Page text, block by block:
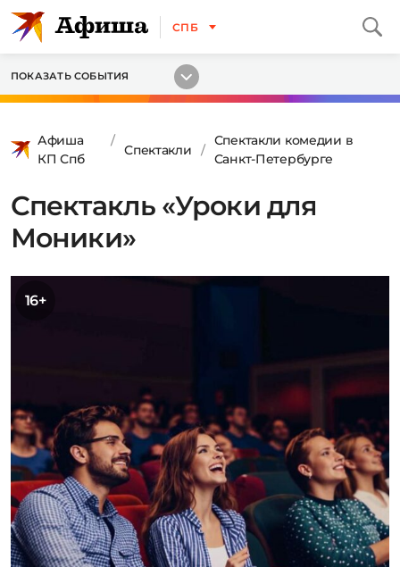
СПБ
ПОКАЗАТЬ СОБЫТИЯ
Афиша
КП Спб
Спектакли
Спектакли комедии в
Санкт-Петербурге
Спектакль «Уроки для
Моники»
16+